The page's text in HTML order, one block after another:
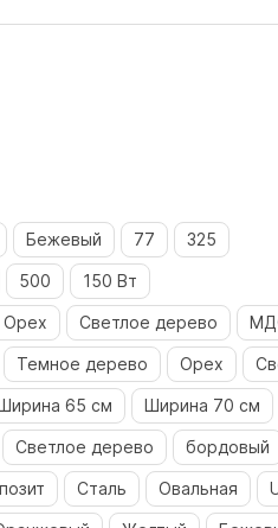
Бежевый 77 325
500 150 Вт
Орех Светлое дерево
Темное дерево Орех
65 см Ширина 70 см
Светлое дерево бордовый
Сталь Овальная